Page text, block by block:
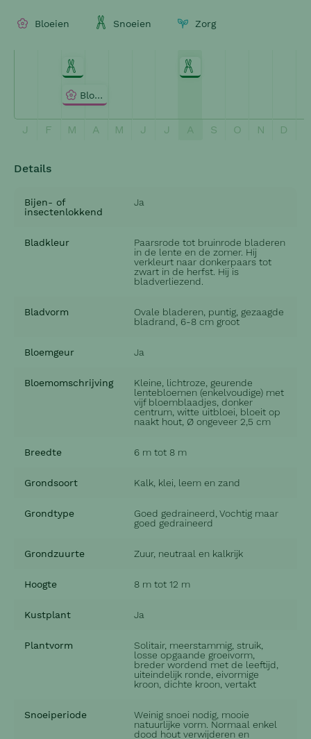
Bloeien Snoeien Zorg
Bloeien
J F M A M J J A S O N D
Details
Bijen- of
insectenlokkend
Ja
Bladkleur
Paarsrode tot bruinrode bladeren
in de lente en de zomer. Hij
verkleurt naar donkerpaars tot
zwart in de herfst. Hij is
bladverliezend.
Bladvorm
Ovale bladeren, puntig, gezaagde
bladrand, 6-8 cm groot
Bloemgeur Ja
Bloemomschrijving
Kleine, lichtroze, geurende
lentebloemen (enkelvoudige) met
vijf bloemblaadjes, donker
centrum, witte uitbloei, bloeit op
naakt hout, Ø ongeveer 2,5 cm
Breedte 6 m tot 8 m
Grondsoort Kalk, klei, leem en zand
Grondtype
Goed gedraineerd, Vochtig maar
goed gedraineerd
Grondzuurte Zuur, neutraal en kalkrijk
Hoogte 8 m tot 12 m
Kustplant Ja
Plantvorm
Solitair, meerstammig, struik,
losse opgaande groeivorm,
breder wordend met de leeftijd,
uiteindelijk ronde, eivormige
kroon, dichte kroon, vertakt
Snoeiperiode
Weinig snoei nodig, mooie
natuurlijke vorm. Normaal enkel
dood hout verwijderen en